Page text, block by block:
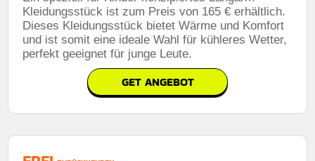
Kleidungsstück ist zum Preis von 165 € erhältlich.
Dieses Kleidungsstück bietet Wärme und Komfort
und ist somit eine ideale Wahl für kühleres Wetter,
perfekt geeignet für junge Leute.
GET ANGEBOT